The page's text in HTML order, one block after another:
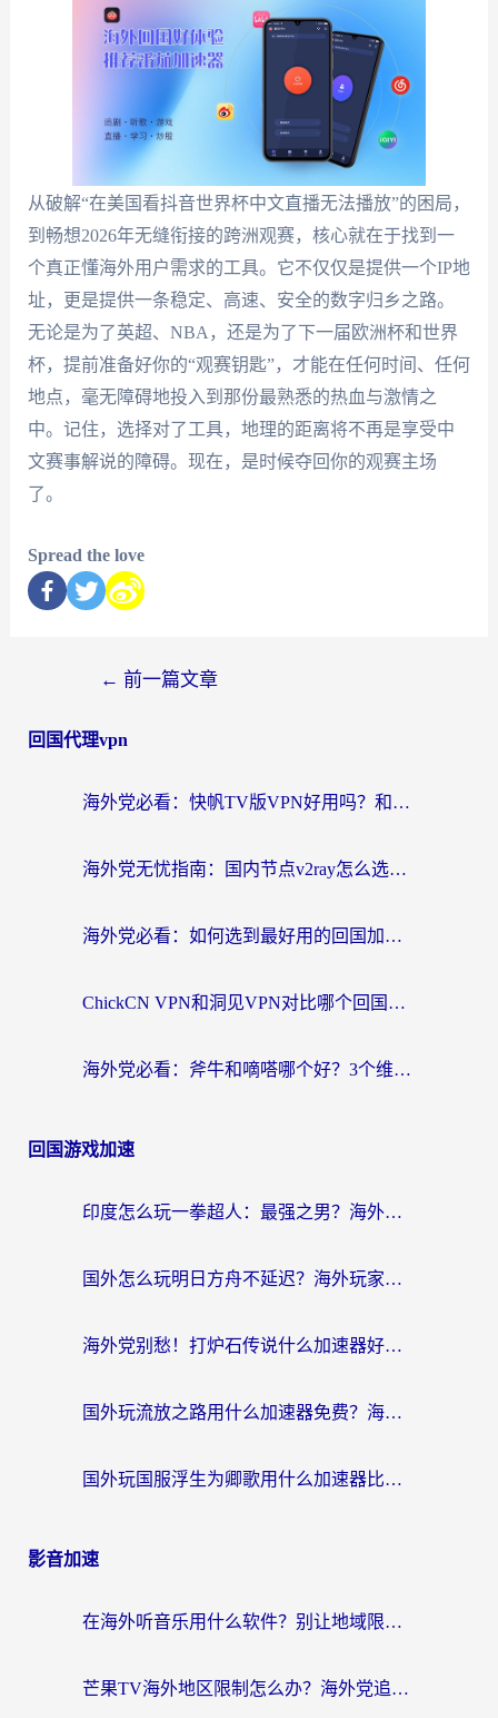
从破解“在美国看抖音世界杯中文直播无法播放”的困局，
到畅想2026年无缝衔接的跨洲观赛，核心就在于找到一
个真正懂海外用户需求的工具。它不仅仅是提供一个IP地
址，更是提供一条稳定、高速、安全的数字归乡之路。
无论是为了英超、NBA，还是为了下一届欧洲杯和世界
杯，提前准备好你的“观赛钥匙”，才能在任何时间、任何
地点，毫无障碍地投入到那份最熟悉的热血与激情之
中。记住，选择对了工具，地理的距离将不再是享受中
文赛事解说的障碍。现在，是时候夺回你的观赛主场
了。
Spread the love
← 前一篇文章
回国代理vpn
海外党必看：快帆TV版VPN好用吗？和快游VPN对比哪个回国效果更好？附实用避坑指南
海外党无忧指南：国内节点v2ray怎么选？一键回国VPN+多场景实测帮你避坑
海外党必看：如何选到最好用的回国加速器？从节点到售后的全维度指南
ChickCN VPN和洞见VPN对比哪个回国效果更好？海外党亲测3款加速器+避坑指南
海外党必看：斧牛和嘀嗒哪个好？3个维度教你选对回国加速器
回国游戏加速
印度怎么玩一拳超人：最强之男？海外党国服游戏加速避坑指南
国外怎么玩明日方舟不延迟？海外玩家国服游戏加速终极指南（附DNF梦幻诛仙解决方案）
海外党别愁！打炉石传说什么加速器好用？3个实用技巧解决国服游戏卡顿
国外玩流放之路用什么加速器免费？海外党亲测有效的国服游戏加速指南
国外玩国服浮生为卿歌用什么加速器比较好？海外党亲测不踩坑指南
影音加速
在海外听音乐用什么软件？别让地域限制断了你的华语歌单
芒果TV海外地区限制怎么办？海外党追剧看片的实用加速器选择指南